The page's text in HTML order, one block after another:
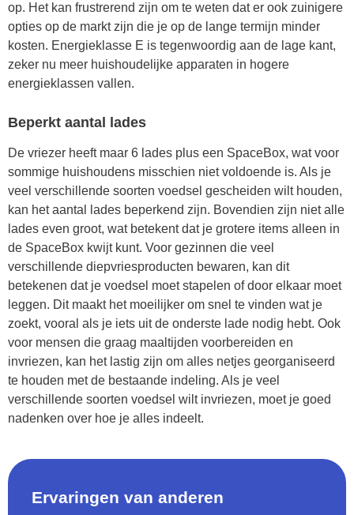
op. Het kan frustrerend zijn om te weten dat er ook zuinigere
opties op de markt zijn die je op de lange termijn minder
kosten. Energieklasse E is tegenwoordig aan de lage kant,
zeker nu meer huishoudelijke apparaten in hogere
energieklassen vallen.
Beperkt aantal lades
De vriezer heeft maar 6 lades plus een SpaceBox, wat voor
sommige huishoudens misschien niet voldoende is. Als je
veel verschillende soorten voedsel gescheiden wilt houden,
kan het aantal lades beperkend zijn. Bovendien zijn niet alle
lades even groot, wat betekent dat je grotere items alleen in
de SpaceBox kwijt kunt. Voor gezinnen die veel
verschillende diepvriesproducten bewaren, kan dit
betekenen dat je voedsel moet stapelen of door elkaar moet
leggen. Dit maakt het moeilijker om snel te vinden wat je
zoekt, vooral als je iets uit de onderste lade nodig hebt. Ook
voor mensen die graag maaltijden voorbereiden en
invriezen, kan het lastig zijn om alles netjes georganiseerd
te houden met de bestaande indeling. Als je veel
verschillende soorten voedsel wilt invriezen, moet je goed
nadenken over hoe je alles indeelt.
Ervaringen van anderen